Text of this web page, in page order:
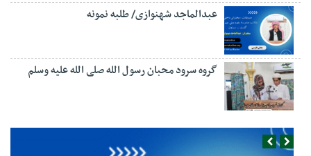
عبدالماجد شهنوازی/ طلبه نمونه
گروه سرود محبان رسول الله صلی الله علیه وسلم